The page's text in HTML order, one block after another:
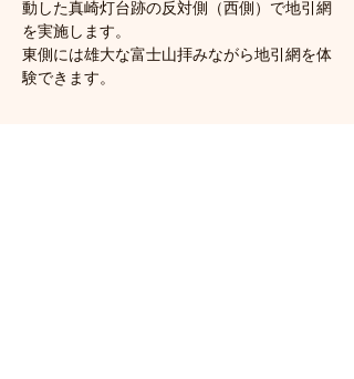
動した真崎灯台跡の反対側（西側）で地引網
を実施します。
東側には雄大な富士山拝みながら地引網を体
験できます。